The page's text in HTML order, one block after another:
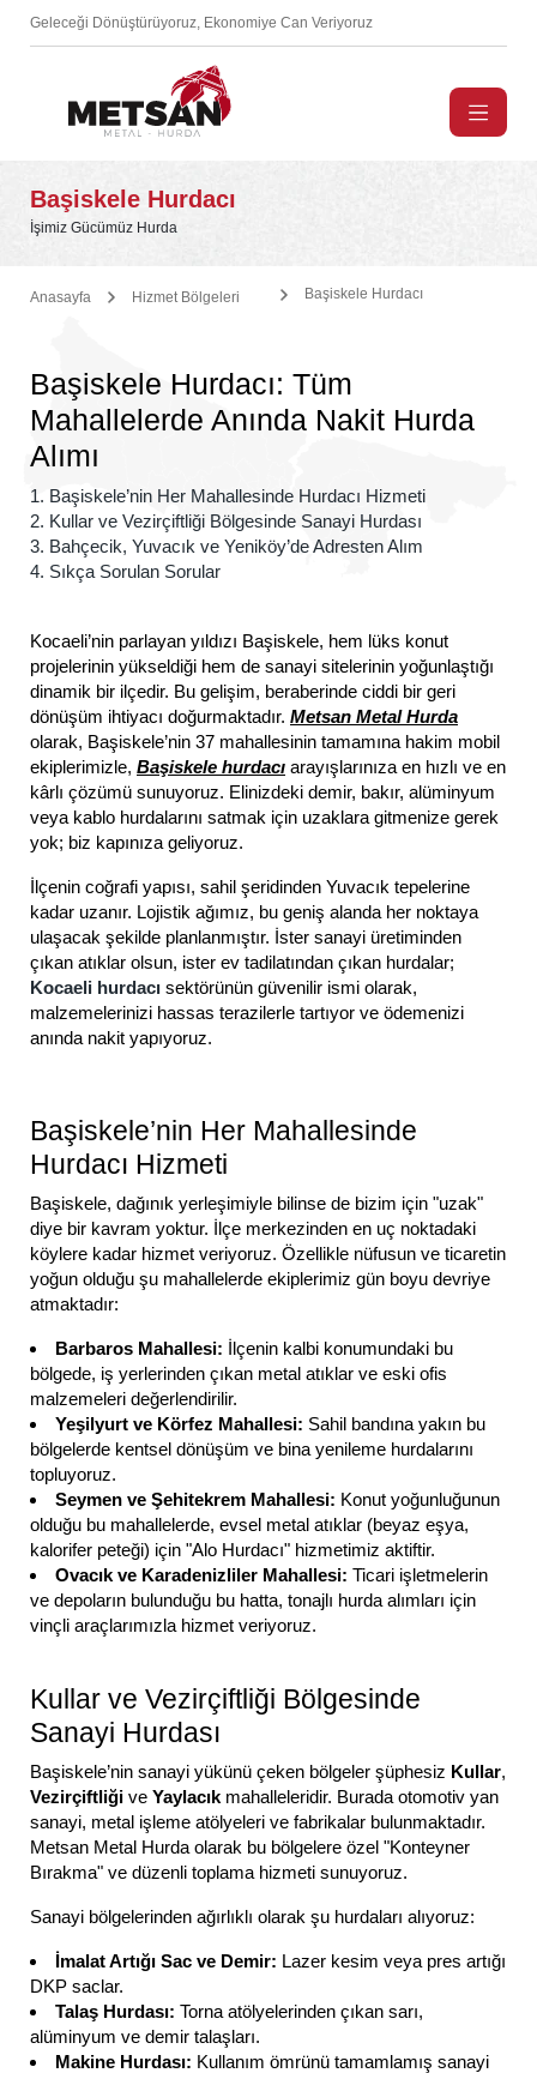
Geleceği Dönüştürüyoruz, Ekonomiye Can Veriyoruz
Başiskele Hurdacı
İşimiz Gücümüz Hurda
Anasayfa Hizmet Bölgeleri Başiskele Hurdacı
Başiskele Hurdacı: Tüm
Mahallelerde Anında Nakit Hurda
Alımı
1. Başiskele’nin Her Mahallesinde Hurdacı Hizmeti
2. Kullar ve Vezirçiftliği Bölgesinde Sanayi Hurdası
3. Bahçecik, Yuvacık ve Yeniköy’de Adresten Alım
4. Sıkça Sorulan Sorular
Kocaeli’nin parlayan yıldızı Başiskele, hem lüks konut
projelerinin yükseldiği hem de sanayi sitelerinin yoğunlaştığı
dinamik bir ilçedir. Bu gelişim, beraberinde ciddi bir geri
dönüşüm ihtiyacı doğurmaktadır. Metsan Metal Hurda
olarak, Başiskele’nin 37 mahallesinin tamamına hakim mobil
ekiplerimizle, Başiskele hurdacı arayışlarınıza en hızlı ve en
kârlı çözümü sunuyoruz. Elinizdeki demir, bakır, alüminyum
veya kablo hurdalarını satmak için uzaklara gitmenize gerek
yok; biz kapınıza geliyoruz.
İlçenin coğrafi yapısı, sahil şeridinden Yuvacık tepelerine
kadar uzanır. Lojistik ağımız, bu geniş alanda her noktaya
ulaşacak şekilde planlanmıştır. İster sanayi üretiminden
çıkan atıklar olsun, ister ev tadilatından çıkan hurdalar;
Kocaeli hurdacı sektörünün güvenilir ismi olarak,
malzemelerinizi hassas terazilerle tartıyor ve ödemenizi
anında nakit yapıyoruz.
Başiskele’nin Her Mahallesinde
Hurdacı Hizmeti
Başiskele, dağınık yerleşimiyle bilinse de bizim için "uzak"
diye bir kavram yoktur. İlçe merkezinden en uç noktadaki
köylere kadar hizmet veriyoruz. Özellikle nüfusun ve ticaretin
yoğun olduğu şu mahallelerde ekiplerimiz gün boyu devriye
atmaktadır:
Barbaros Mahallesi: İlçenin kalbi konumundaki bu
bölgede, iş yerlerinden çıkan metal atıklar ve eski ofis
malzemeleri değerlendirilir.
Yeşilyurt ve Körfez Mahallesi: Sahil bandına yakın bu
bölgelerde kentsel dönüşüm ve bina yenileme hurdalarını
topluyoruz.
Seymen ve Şehitekrem Mahallesi: Konut yoğunluğunun
olduğu bu mahallelerde, evsel metal atıklar (beyaz eşya,
kalorifer peteği) için "Alo Hurdacı" hizmetimiz aktiftir.
Ovacık ve Karadenizliler Mahallesi: Ticari işletmelerin
ve depoların bulunduğu bu hatta, tonajlı hurda alımları için
vinçli araçlarımızla hizmet veriyoruz.
Kullar ve Vezirçiftliği Bölgesinde
Sanayi Hurdası
Başiskele’nin sanayi yükünü çeken bölgeler şüphesiz Kullar,
Vezirçiftliği ve Yaylacık mahalleleridir. Burada otomotiv yan
sanayi, metal işleme atölyeleri ve fabrikalar bulunmaktadır.
Metsan Metal Hurda olarak bu bölgelere özel "Konteyner
Bırakma" ve düzenli toplama hizmeti sunuyoruz.
Sanayi bölgelerinden ağırlıklı olarak şu hurdaları alıyoruz:
İmalat Artığı Sac ve Demir: Lazer kesim veya pres artığı
DKP saclar.
Talaş Hurdası: Torna atölyelerinden çıkan sarı,
alüminyum ve demir talaşları.
Makine Hurdası: Kullanım ömrünü tamamlamış sanayi